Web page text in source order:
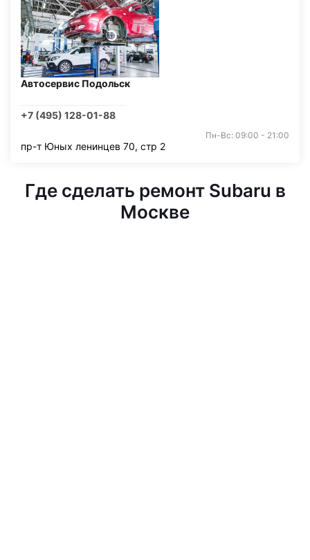
Автосервис Подольск
+7 (495) 128-01-88
Пн-Вс: 09:00 - 21:00
пр-т Юных ленинцев 70, стр 2
Где сделать ремонт Subaru в
Москве